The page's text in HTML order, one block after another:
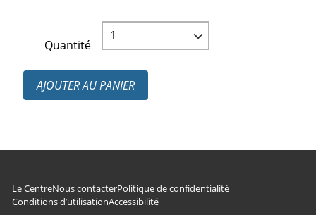
Quantité
AJOUTER AU PANIER
Navigation du pied de page
Le CentreNous contacterPolitique de confidentialité
Conditions d’utilisationAccessibilité